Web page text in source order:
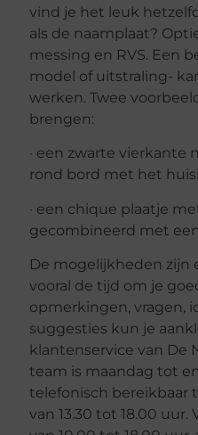
vind je het leuk
als de naamplaat?
messing en RVS. Een
model of uitstraling-
werken. Twee
brengen:
· een zwarte vierkante
rond bord met het
· een chique plaatje
gecombineerd met
De mogelijkheden zijn
vooral de tijd om je
opmerkingen, vragen,
suggesties kun je
klantenservice van De
team is maandag tot
telefonisch bereikbaar
van 13.30 tot 18.00